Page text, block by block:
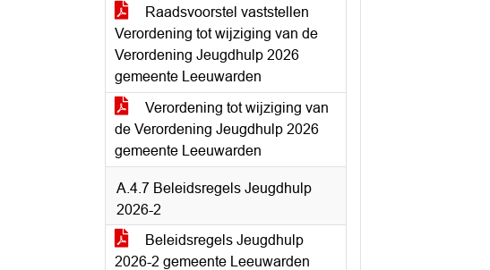
Raadsvoorstel vaststellen
Verordening tot wijziging van de
Verordening Jeugdhulp 2026
gemeente Leeuwarden
Verordening tot wijziging van
de Verordening Jeugdhulp 2026
gemeente Leeuwarden
A.4.7 Beleidsregels Jeugdhulp
2026-2
Beleidsregels Jeugdhulp
2026-2 gemeente Leeuwarden